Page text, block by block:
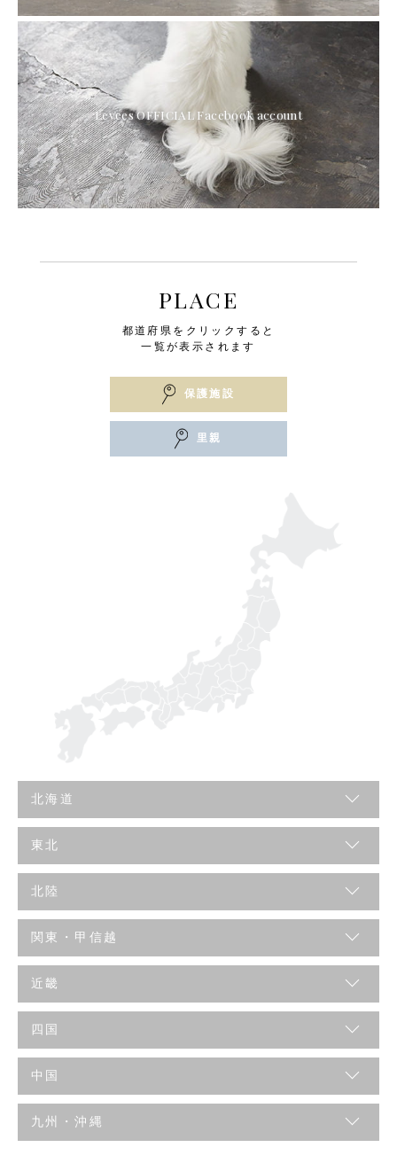
Levees OFFICIAL Facebook account
PLACE
都道府県をクリックすると
一覧が表示されます
北海道
東北
北陸
関東・甲信越
近畿
四国
中国
九州・沖縄
保護施設
里親